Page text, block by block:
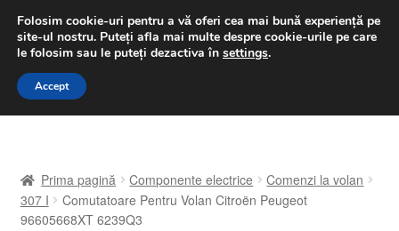
LIVRARE de la 33 lei
luni-vineri 9 a.m. - 4 p.m.031 229 6816
Sari
Sari
A lua legatura
Prima pagină Componente electrice
Comenzi la volan
307 I
Comutatoare Pentru Volan Citroën Peugeot
96605668XT 6239Q3
Folosim cookie-uri pentru a vă oferi cea mai bună experiență pe
site-ul nostru. Puteți afla mai multe despre cookie-urile pe care
le folosim sau le puteți dezactiva în settings.
Accept